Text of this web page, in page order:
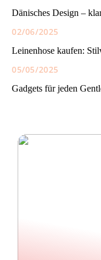
Dänisches Design –
02/06/2025
Leinenhose kaufen:
05/05/2025
Gadgets für jeden